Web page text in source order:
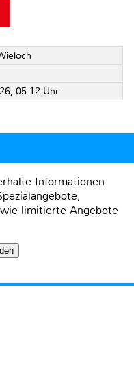
05:12 Uhr
Informationen
limitierte Angebote